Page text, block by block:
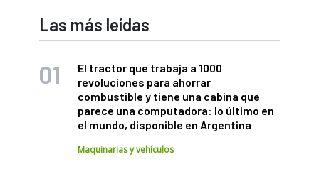
Las más leídas
El tractor que trabaja a 1000
revoluciones para ahorrar
combustible y tiene una cabina que
parece una computadora: lo último en
el mundo, disponible en Argentina
Maquinarias y vehículos